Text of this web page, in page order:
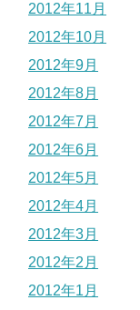
2012年11月
2012年10月
2012年9月
2012年8月
2012年7月
2012年6月
2012年5月
2012年4月
2012年3月
2012年2月
2012年1月